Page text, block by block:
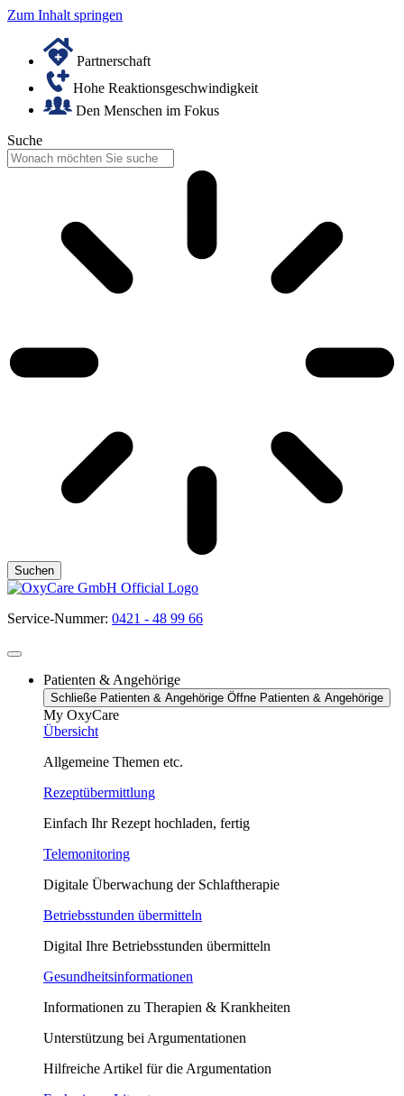
Zum Inhalt springen
Partnerschaft
Hohe Reaktionsgeschwindigkeit
Den Menschen im Fokus
Suche
Suchen
Service-Nummer: 0421 - 48 99 66
Patienten & Angehörige
Schließe Patienten & Angehörige Öffne Patienten & Angehörige
My OxyCare
Übersicht
Allgemeine Themen etc.
Rezeptübermittlung
Einfach Ihr Rezept hochladen, fertig
Telemonitoring
Digitale Überwachung der Schlaftherapie
Betriebsstunden übermitteln
Digital Ihre Betriebsstunden übermitteln
Gesundheitsinformationen
Informationen zu Therapien & Krankheiten
Unterstützung bei Argumentationen
Hilfreiche Artikel für die Argumentation